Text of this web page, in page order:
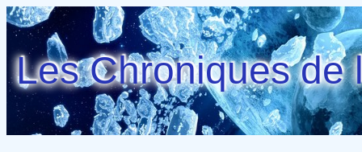
Les Chroniques de